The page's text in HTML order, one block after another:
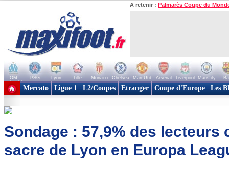
A retenir : Palmarès Coupe du
OM PSG Lyon Lille Monaco Chelsea Man Utd Arsenal Liverpool ManCity
+ de clubs
Mercato Ligue 1 L2/Coupes Etranger Coupe d'Europe Les
Sondage : 57,9% des lecteurs
sacre de Lyon en Europa